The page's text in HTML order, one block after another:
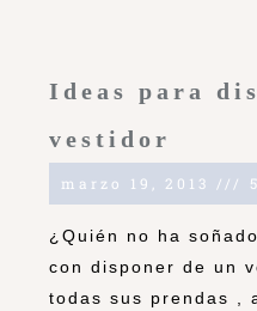
Ideas para
vestidor
marzo 19, 2013
¿Quién no ha
con disponer de un
todas sus prendas ,